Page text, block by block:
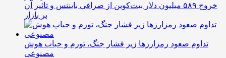
خروج ۵۸۹ میلیون دلار بیت‌کوین از صرافی بایننس و تاثیر آن
بر بازار
تداوم صعود رمزارزها زیر فشار جنگ، تورم و حباب هوش
مصنوعی